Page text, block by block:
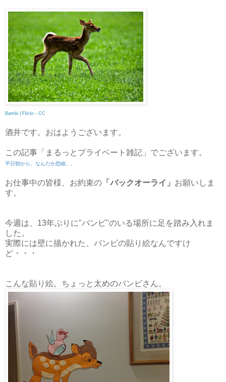
Bambi | Flickr - CC
酒井です。おはようございます。
この記事「まるっとプライベート雑記」でございます。
平日朝から、なんだか恐縮。。
お仕事中の皆様、お約束の 「バックオーライ」 お願いしま
す。
今週は、13年ぶりに"バンビ"のいる場所に足を踏み入れま
した。
実際には壁に描かれた、バンビの貼り絵なんですけ
ど・・・
こんな貼り絵。ちょっと太めのバンビさん。